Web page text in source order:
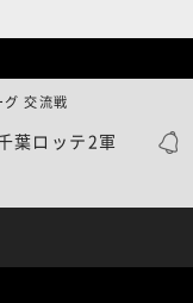
葉ロッテ2軍
交流戦